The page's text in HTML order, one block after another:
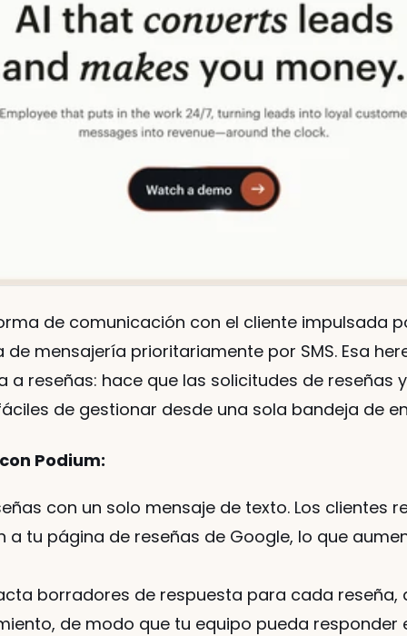
de comunicación con el cliente impulsada
mensajería prioritariamente por SMS. Esa
a reseñas: hace que las solicitudes de reseñas
de gestionar desde una sola bandeja de
Podium:
con un solo mensaje de texto. Los clientes
a tu página de reseñas de Google, lo que
borradores de respuesta para cada
de modo que tu equipo pueda responder